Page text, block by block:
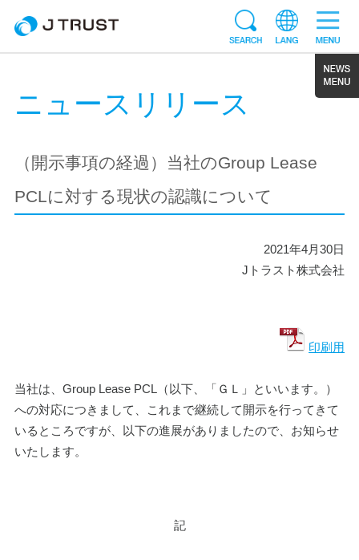
ニュースリリース
（開示事項の経過）当社のGroup Lease
PCLに対する現状の認識について
2021年4月30日
Jトラスト株式会社
印刷用
当社は、Group Lease PCL（以下、「ＧＬ」といいます。）
への対応につきまして、これまで継続して開示を行ってきて
いるところですが、以下の進展がありましたので、お知らせ
いたします。
記